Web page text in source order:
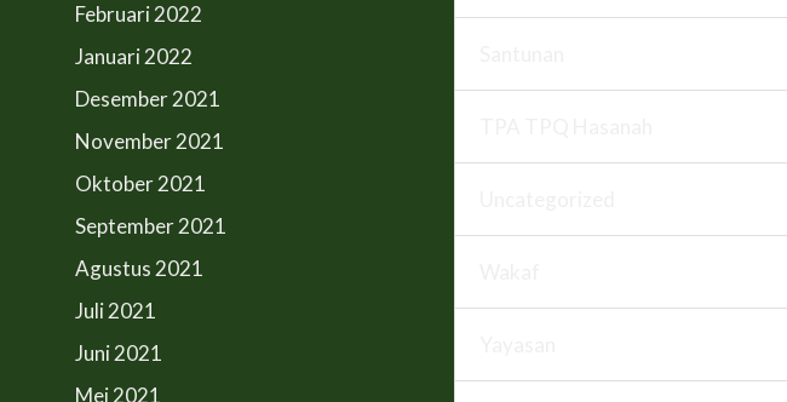
Februari 2022
Januari 2022
Desember 2021
November 2021
Oktober 2021
September 2021
Agustus 2021
Juli 2021
Juni 2021
Mei 2021